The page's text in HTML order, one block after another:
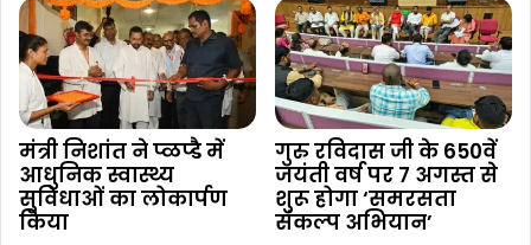
मंत्री निशांत ने प्ळप्डै में
आधुनिक स्वास्थ्य
सुविधाओं का लोकार्पण
किया
गुरु रविदास जी के 650वें
जयंती वर्ष पर 7 अगस्त से
शुरू होगा ‘समरसता
संकल्प अभियान’